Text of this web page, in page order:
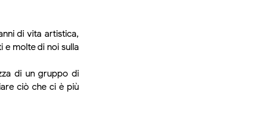
di vita artistica,
e molte di noi sulla
di un gruppo di
ciò che ci è più